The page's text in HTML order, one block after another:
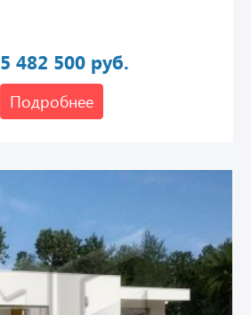
482 500 руб.
Подробнее